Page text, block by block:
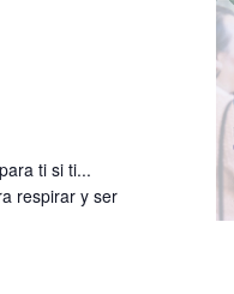
ti si ti...
respirar y ser